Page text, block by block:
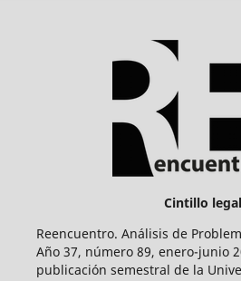
Cintillo legal
Reencuentro. Análisis de
Año 37, número 89, enero-junio
publicación semestral de la